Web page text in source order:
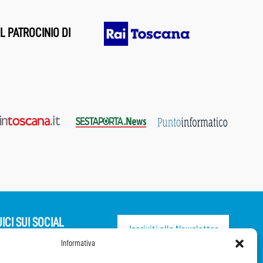
Informativa
PATROCINIO DI
SUI SOCIAL
Iscriviti alla Newsletter